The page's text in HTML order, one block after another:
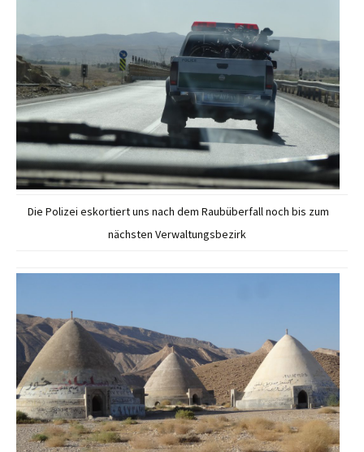
Die Polizei eskortiert uns nach dem Raubüberfall noch bis zum
nächsten Verwaltungsbezirk